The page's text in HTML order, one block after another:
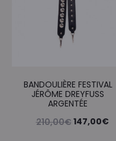
BANDOULIÈRE FESTIVAL
JÉRÔME DREYFUSS
ARGENTÉE
210,00€Le
147,00€Le